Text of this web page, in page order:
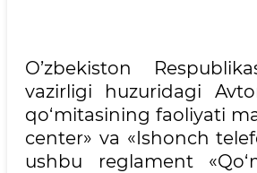
O’zbekiston
vazirligi huzuridagi
qo‘mitasining faoliyati
center» va «Ishonch
ushbu reglament